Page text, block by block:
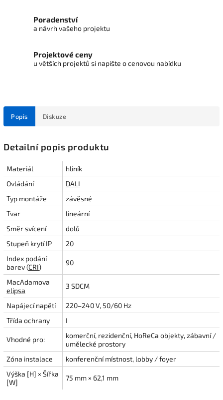
Poradenství
a návrh vašeho projektu
Projektové ceny
u větších projektů si napište o cenovou nabídku
Popis Diskuze
Detailní popis produktu
Materiál
hliník
Ovládání
DALI
Typ montáže
závěsné
Tvar
lineární
Směr svícení
dolů
Stupeň krytí IP
20
Index podání
barev (CRI)
90
MacAdamova
elipsa
3 SDCM
Napájecí napětí
220–240 V, 50/60 Hz
Třída ochrany
I
Vhodné pro:
komerční, rezidenční, HoReCa objekty, zábavní /
umělecké prostory
Zóna instalace
konferenční místnost, lobby / foyer
Výška [H] × Šířka
[W]
75 mm × 62,1 mm